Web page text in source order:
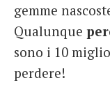
gemme
Qualunque
sono i 10
perdere!